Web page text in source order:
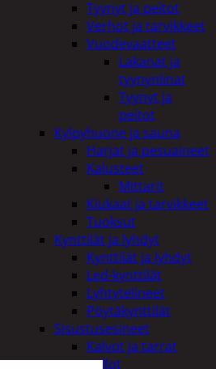
Tyynyt ja peitot
Verhot ja tarvikkeet
Vuodevaatteet
Lakanat ja
tyynynlinat
Tyynyt ja
peitot
Kylpyhuone ja sauna
Harjat ja pesuaineet
Kalusteet
Mittarit
Kiukaat ja tarvikkeet
Tuoksut
Kynttilät ja lyhdyt
Kynttilät ja lyhdyt
Led-kynttilät
Lyhtytelineet
Pöytäkynttilät
Sisustusesineet
Kalvot ja tarrat
Kellot